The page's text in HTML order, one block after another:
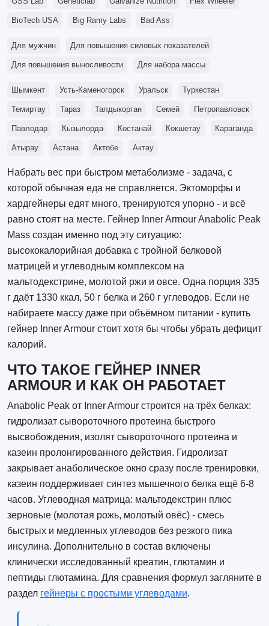
BioTech USA Big Ramy Labs Bad Ass
Для мужчин Для повышения силовых показателей
Для повышения выносливости Для набора массы
Шымкент Усть-Каменогорск Уральск Туркестан
Темиртау Тараз Талдыкорган Семей Петропавловск
Павлодар Кызылорда Костанай Кокшетау Караганда
Атырау Астана Актобе Актау
Набрать вес при быстром метаболизме - задача, с
которой обычная еда не справляется. Эктоморфы и
хардгейнеры едят много, тренируются упорно - и всё
равно стоят на месте. Гейнер Inner Armour Anabolic Peak
Mass создан именно под эту ситуацию:
высококалорийная добавка с тройной белковой
матрицей и углеводным комплексом на
мальтодекстрине, молотой ржи и овсе. Одна порция 335
г даёт 1330 ккал, 50 г белка и 260 г углеводов. Если не
набираете массу даже при объёмном питании - купить
гейнер Inner Armour стоит хотя бы чтобы убрать дефицит
калорий.
ЧТО ТАКОЕ ГЕЙНЕР INNER
ARMOUR И КАК ОН РАБОТАЕТ
Anabolic Peak от Inner Armour строится на трёх белках:
гидролизат сывороточного протеина быстрого
высвобождения, изолят сывороточного протеина и
казеин пролонгированного действия. Гидролизат
закрывает анаболическое окно сразу после тренировки,
казеин поддерживает синтез мышечного белка ещё 6-8
часов. Углеводная матрица: мальтодекстрин плюс
зерновые (молотая рожь, молотый овёс) - смесь
быстрых и медленных углеводов без резкого пика
инсулина. Дополнительно в состав включены
клинически исследованный креатин, глютамин и
пептиды глютамина. Для сравнения формул загляните в
раздел гейнеры с простыми углеводами.